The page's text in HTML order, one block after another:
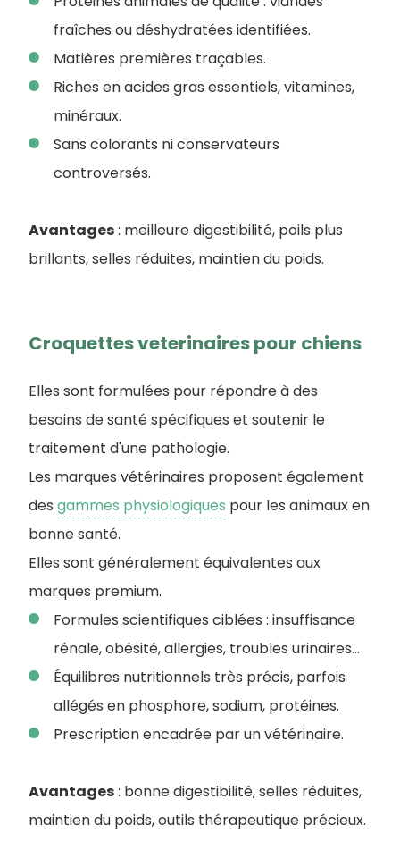
fraîches ou déshydratées identifiées.
Matières premières traçables.
Riches en acides gras essentiels, vitamines,
minéraux.
Sans colorants ni conservateurs
controversés.
Avantages: meilleure digestibilité, poils plus
brillants, selles réduites, maintien du poids.
Croquettes veterinaires pour chiens
Elles sont formulées pour répondre à des
besoins de santé spécifiques et soutenir le
traitement d'une pathologie.
Les marques vétérinaires proposent également
des gammes physiologiques pour les animaux en
bonne santé.
Elles sont généralement équivalentes aux
marques premium.
Formules scientifiques ciblées : insuffisance
rénale, obésité, allergies, troubles urinaires…
Équilibres nutritionnels très précis, parfois
allégés en phosphore, sodium, protéines.
Prescription encadrée par un vétérinaire.
Avantages: bonne digestibilité, selles réduites,
maintien du poids, outils thérapeutique précieux.